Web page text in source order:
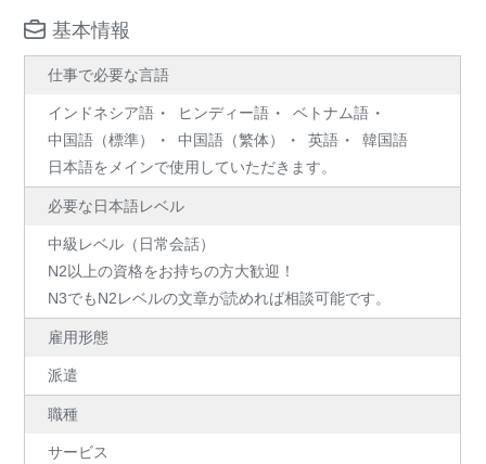
基本情報
仕事で必要な言語
インドネシア語 ヒンディー語
ベトナム語
中国語（標準）
中国語（繁体） 英語
韓国語
日本語をメインで使用していただきます。
必要な日本語レベル
中級レベル（日常会話）
N2以上の資格をお持ちの方大歓迎！
N3でもN2レベルの文章が読めれば相談可能です。
雇用形態
派遣
職種
サービス